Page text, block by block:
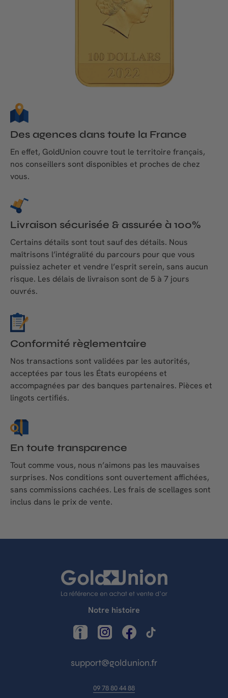
Des agences dans toute la France
En effet, GoldUnion couvre tout le territoire français,
nos conseillers sont disponibles et proches de chez
vous.
Livraison sécurisée & assurée à 100%
Certains détails sont tout sauf des détails. Nous
maîtrisons l’intégralité du parcours pour que vous
puissiez acheter et vendre l’esprit serein, sans aucun
risque. Les délais de livraison sont de 5 à 7 jours
ouvrés.
Conformité règlementaire
Nos transactions sont validées par les autorités,
acceptées par tous les États européens et
accompagnées par des banques partenaires. Pièces et
lingots certifiés.
En toute transparence
Tout comme vous, nous n’aimons pas les mauvaises
surprises. Nos conditions sont ouvertement affichées,
sans commissions cachées. Les frais de scellages sont
inclus dans le prix de vente.
Notre histoire
LinkedIn InstagramFacebookTikTok
support@goldunion.fr
09 78 80 44 88